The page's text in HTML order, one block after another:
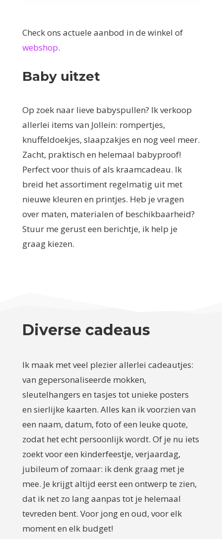
Check ons actuele aanbod in de winkel of
webshop.
Baby uitzet
Op zoek naar lieve babyspullen? Ik verkoop
allerlei items van Jollein: rompertjes,
knuffeldoekjes, slaapzakjes en nog veel meer.
Zacht, praktisch en helemaal babyproof!
Perfect voor thuis of als kraamcadeau. Ik
breid het assortiment regelmatig uit met
nieuwe kleuren en printjes. Heb je vragen
over maten, materialen of beschikbaarheid?
Stuur me gerust een berichtje, ik help je
graag kiezen.
Diverse cadeaus
Ik maak met veel plezier allerlei cadeautjes:
van gepersonaliseerde mokken,
sleutelhangers en tasjes tot unieke posters
en sierlijke kaarten. Alles kan ik voorzien van
een naam, datum, foto of een leuke quote,
zodat het echt persoonlijk wordt. Of je nu iets
zoekt voor een kinderfeestje, verjaardag,
jubileum of zomaar: ik denk graag met je
mee. Je krijgt altijd eerst een ontwerp te zien,
dat ik net zo lang aanpas tot je helemaal
tevreden bent. Voor jong en oud, voor elk
moment en elk budget!